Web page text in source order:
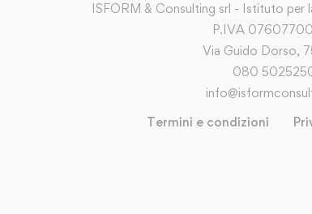
ISFORM & Consulting srl - Istituto per
P.IVA
Via Guido Dorso,
080
Termini e condizioni